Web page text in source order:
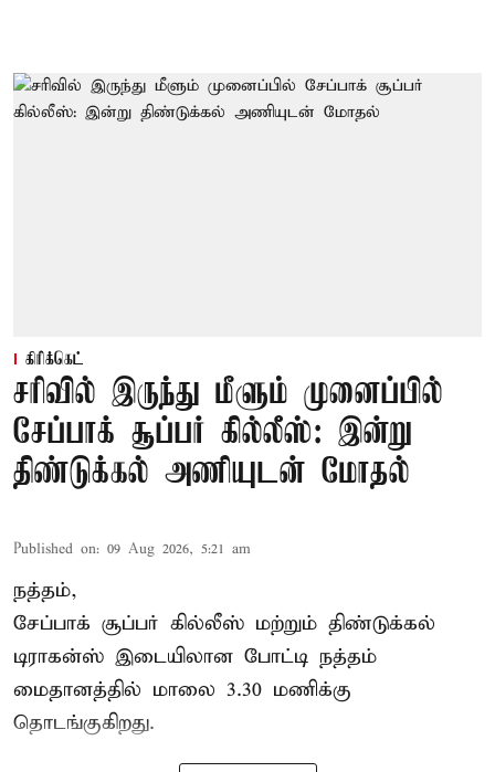
கிரிக்கெட்
சரிவில் இருந்து மீளும் முனைப்பில்
சேப்பாக் சூப்பர் கில்லீஸ்: இன்று
திண்டுக்கல் அணியுடன் மோதல்
Published on: 09 Aug 2026, 5:21 am
நத்தம்,
சேப்பாக் சூப்பர் கில்லீஸ் மற்றும் திண்டுக்கல்
டிராகன்ஸ் இடையிலான போட்டி நத்தம்
மைதானத்தில் மாலை 3.30 மணிக்கு
தொடங்குகிறது.